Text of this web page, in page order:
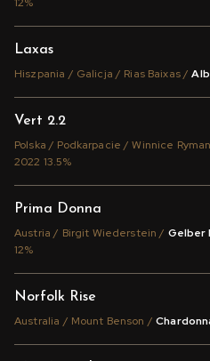
Laxas
Hiszpania / Galicja / Rias Baixas /
Vert 2.2
Polska / Podkarpacie / Winnice
2022 13.5%
Prima Donna
Austria / Birgit Wiederstein / Gelber
12%
Norfolk Rise
Australia / Mount Benson /